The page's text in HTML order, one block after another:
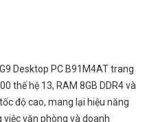
Desktop PC B91M4AT trang
thế hệ 13, RAM 8GB DDR4 và
độ cao, mang lại hiệu năng
văn phòng và doanh